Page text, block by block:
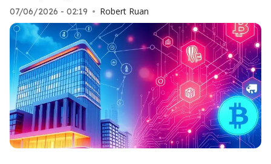
07/06/2026 - 02:19 • Robert Ruan